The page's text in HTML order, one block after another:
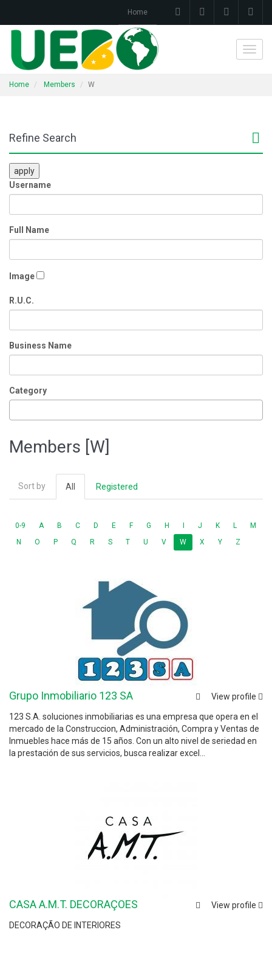
Home
Home Members W
Refine Search
apply
Username
Full Name
Image
R.U.C.
Business Name
Category
Members [W]
Sort by All Registered
0-9 A B C D E F G H J K L
M
N
O P Q R S T U V W X Y Z
View profile
Grupo Inmobiliario 123 SA
123 S.A. soluciones inmobiliarias es una empresa que opera en el
mercado de la Construccion, Administración, Compra y Ventas de
Inmuebles hace más de 15 años. Con un alto nivel de seriedad en
la prestación de sus servicios, busca realizar excel...
View profile
CASA A.M.T. DECORAÇÕES
DECORAÇÃO DE INTERIORES